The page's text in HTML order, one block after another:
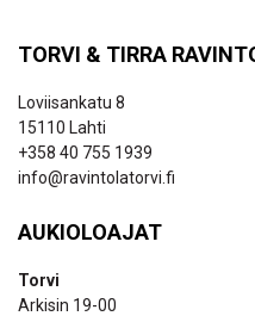
TORVI & TIRRA
Loviisankatu 8
15110 Lahti
+358 40 755 1939
info@ravintolatorvi.fi
AUKIOLOAJAT
Torvi
Arkisin 19-00